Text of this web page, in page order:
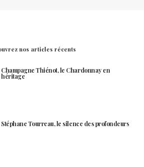
nos articles récents
Champagne Thiénot, le Chardonnay en
héritage
Stéphane Tourreau, le silence des profondeurs